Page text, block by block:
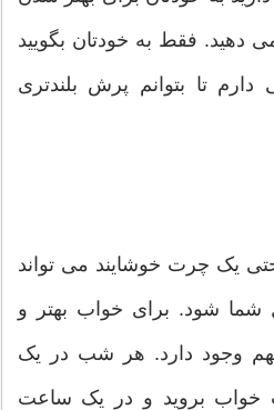
فقط به خودتان بگویید
تا بتوانم پرش بلندتری
یک چرت خوشایند می ‌تواند
شما شود. برای خواب بهتر و
وجود دارد. هر شب در یک
بروید و در یک ساعت